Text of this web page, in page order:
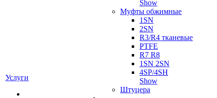
Услуги
Show
Муфты обжимные
1SN
2SN
R3/R4 тканевые
PTFE
R7 R8
1SN 2SN
4SP/4SH
Show
Штуцера